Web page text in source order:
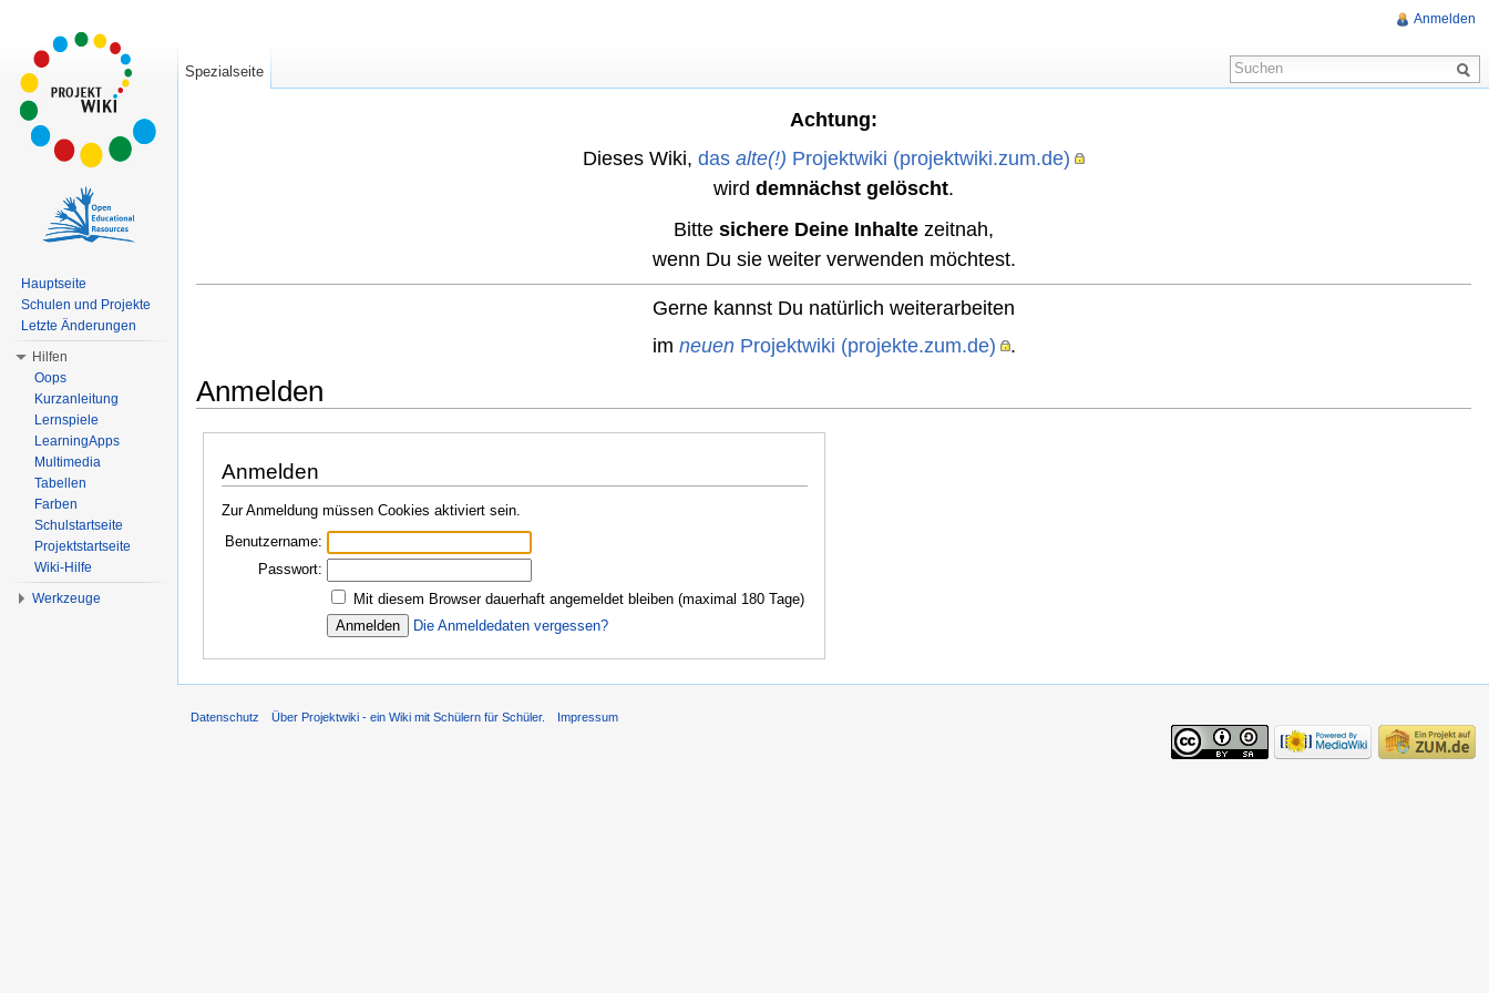
Achtung:
Dieses Wiki, das alte(!) Projektwiki (projektwiki.zum.de)
wird demnächst gelöscht.
Bitte sichere Deine Inhalte zeitnah,
wenn Du sie weiter verwenden möchtest.
Gerne kannst Du natürlich weiterarbeiten
im neuenProjektwiki (projekte.zum.de) .
Anmelden
Anmelden
Zur Anmeldung müssen Cookies aktiviert sein.
Benutzername:
Passwort:
Mit diesem Browser dauerhaft angemeldet bleiben (maximal 180 Tage)
Die Anmeldedaten vergessen?
Anmelden
Spezialseite
Hauptseite
Schulen und Projekte
Letzte Änderungen
Hilfen
Oops
Kurzanleitung
Lernspiele
LearningApps
Multimedia
Tabellen
Farben
Schulstartseite
Projektstartseite
Wiki-Hilfe
Werkzeuge
Datenschutz Über Projektwiki - ein Wiki mit Schülern für Schüler. Impressum